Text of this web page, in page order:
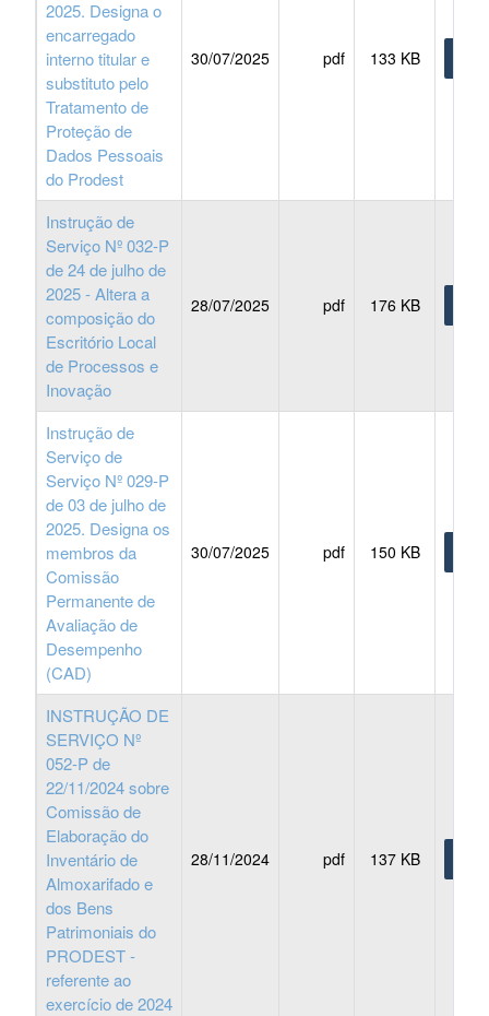
2025. Designa o
encarregado
interno titular e
substituto pelo
Tratamento de
Proteção de
Dados Pessoais
do Prodest
30/07/2025 pdf 133 KB
Instrução de
Serviço Nº 032-P
de 24 de julho de
2025 - Altera a
composição do
Escritório Local
de Processos e
Inovação
28/07/2025 pdf 176 KB
Instrução de
Serviço de
Serviço Nº 029-P
de 03 de julho de
2025. Designa os
membros da
Comissão
Permanente de
Avaliação de
Desempenho
(CAD)
30/07/2025 pdf 150 KB
INSTRUÇÃO DE
SERVIÇO Nº
052-P de
22/11/2024 sobre
Comissão de
Elaboração do
Inventário de
Almoxarifado e
dos Bens
Patrimoniais do
PRODEST -
referente ao
exercício de 2024
28/11/2024 pdf 137 KB